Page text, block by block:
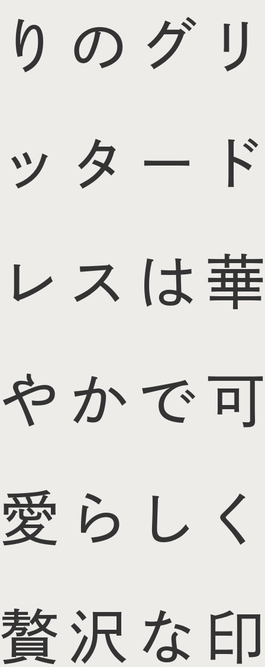
りのグリ
ッタード
レスは華
やかで可
愛らしく
贅沢な印